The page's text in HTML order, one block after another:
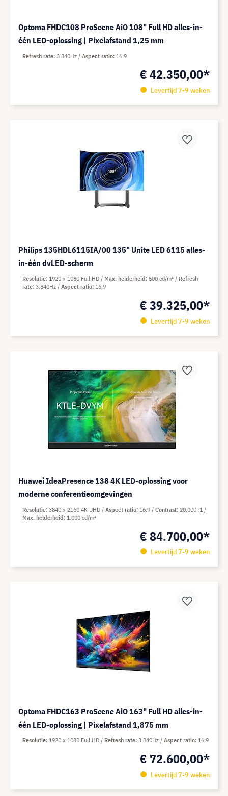
Optoma FHDC108 ProScene AiO 108" Full HD alles-in-
één LED-oplossing | Pixelafstand 1,25 mm
€ 42.350,00*
Levertijd 7-9 weken
Refresh rate 3.840Hz Aspect ratio 16:9
Philips 135HDL6115IA/00 135" Unite LED 6115 alles-
in-één dvLED-scherm
€ 39.325,00*
Levertijd 7-9 weken
Resolutie 1920 x 1080 Full HD Max. helderheid 500 cd/m²
Refresh
rate 3.840Hz Aspect ratio 16:9
Huawei IdeaPresence 138 4K LED-oplossing voor
moderne conferentieomgevingen
€ 84.700,00*
Levertijd 7-9 weken
Resolutie 3840 x 2160 4K UHD Aspect ratio 16:9 Contrast 20.000 :1
Max. helderheid 1.000 cd/m²
Optoma FHDC163 ProScene AiO 163" Full HD alles-in-
één LED-oplossing | Pixelafstand 1,875 mm
€ 72.600,00*
Levertijd 7-9 weken
Resolutie 1920 x 1080 Full HD Refresh rate 3.840Hz Aspect ratio 16:9